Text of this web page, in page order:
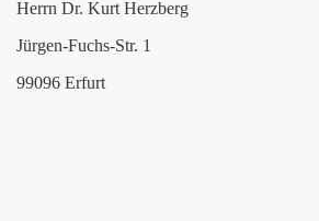
Herrn Dr. Kurt Herzberg
Jürgen-Fuchs-Str. 1
99096 Erfurt